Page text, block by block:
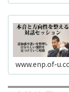
www.enp.of-